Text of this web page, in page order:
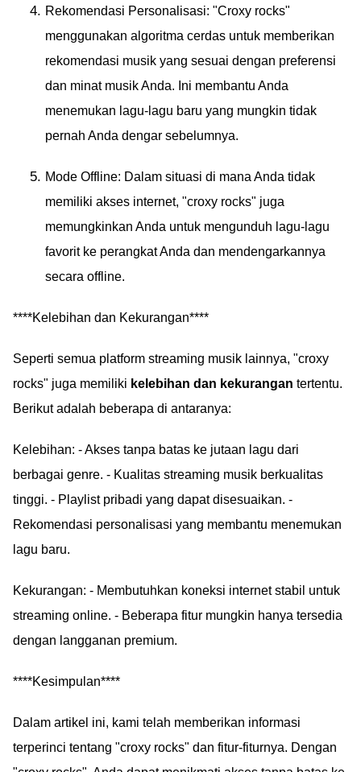
Rekomendasi Personalisasi: "Croxy rocks"
menggunakan algoritma cerdas untuk memberikan
rekomendasi musik yang sesuai dengan preferensi
dan minat musik Anda. Ini membantu Anda
menemukan lagu-lagu baru yang mungkin tidak
pernah Anda dengar sebelumnya.
Mode Offline: Dalam situasi di mana Anda tidak
memiliki akses internet, "croxy rocks" juga
memungkinkan Anda untuk mengunduh lagu-lagu
favorit ke perangkat Anda dan mendengarkannya
secara offline.
****Kelebihan dan Kekurangan****
Seperti semua platform streaming musik lainnya, "croxy
rocks" juga memiliki kelebihan dan kekurangan tertentu.
Berikut adalah beberapa di antaranya:
Kelebihan: - Akses tanpa batas ke jutaan lagu dari
berbagai genre. - Kualitas streaming musik berkualitas
tinggi. - Playlist pribadi yang dapat disesuaikan. -
Rekomendasi personalisasi yang membantu menemukan
lagu baru.
Kekurangan: - Membutuhkan koneksi internet stabil untuk
streaming online. - Beberapa fitur mungkin hanya tersedia
dengan langganan premium.
****Kesimpulan****
Dalam artikel ini, kami telah memberikan informasi
terperinci tentang "croxy rocks" dan fitur-fiturnya. Dengan